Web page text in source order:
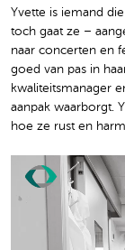
Yvette is iemand
toch gaat ze –
naar concerten en
goed van pas in
kwaliteitsmanager
aanpak waarborgt.
hoe ze rust en
Video
Player